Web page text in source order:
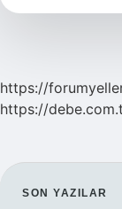
https://
https://
SON YAZILAR